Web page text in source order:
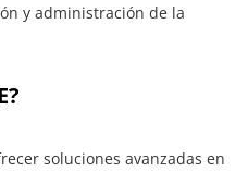
y administración de la
soluciones avanzadas en